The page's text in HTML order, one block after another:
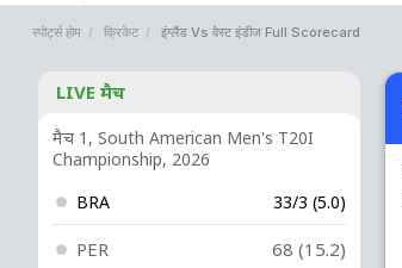
स्पोर्ट्स होम क्रिकेट इंग्लैंड Vs वेस्ट इंडीज Full Scorecard
LIVE मैच
मैच 1, South American Men's T20I
Championship, 2026
BRA
33/3 (5.0)
PER 68 (15.2)